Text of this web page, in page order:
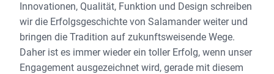
Innovationen, Qualität, Funktion und Design schreiben
wir die Erfolgsgeschichte von Salamander weiter und
bringen die Tradition auf zukunftsweisende Wege.
Daher ist es immer wieder ein toller Erfolg, wenn unser
Engagement ausgezeichnet wird, gerade mit diesem